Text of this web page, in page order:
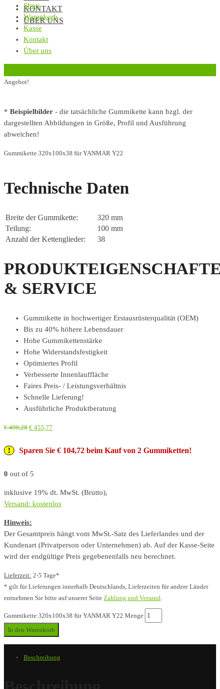
KONTAKT
ÜBER UNS
Shop
Warenkorb
Kasse
Kontakt
Über uns
Angebot!
* Beispielbilder - die tatsächliche Gummikette kann bzgl. der
dargestellten Abbildungen in Größe, Profil und Ausführung
abweichen!
Gummikette 320x100x38 für YANMAR Y22
Technische Daten
Breite der Gummikette:
320 mm
Teilung:
100 mm
Anzahl der Kettenglieder:
38
& SERVICE
Gummikette in hochwertiger Erstausrüsterqualität (OEM)
Bis zu 40% höhere Lebensdauer
Hohe Gummikettenstärke
Hohe Widerstandsfestigkeit
Optimiertes Profil
Verbesserte Innenlauffläche
Faires Preis- / Leistungsverhältnis
Schnelle Lieferung!
Ausführliche Produktberatung
€490,28 € 455,77
Sparen Sie € 104,72 beim Kauf von 2 Gummiketten!
0 out of 5
inklusive 19% dt. MwSt. (Brutto),
Versand: kostenlos
Hinweis:
Der Gesamtpreis hängt vom MwSt.-Satz des Lieferlandes und der
Kundenart (Privatperson oder Unternehmen) ab. Auf der Kasse-Seite
wird der endgültige Preis gegebenenfalls neu berechnet.
Lieferzeit: 2-5 Tage*
* gilt für Lieferungen innerhalb Deutschlands, Lieferzeiten für andere Länder
entnehmen Sie bitte auf unserer Seite Zahlung und Versand
Gummikette 320x100x38 für YANMAR Y22 Menge
In den Warenkorb
Beschreibung